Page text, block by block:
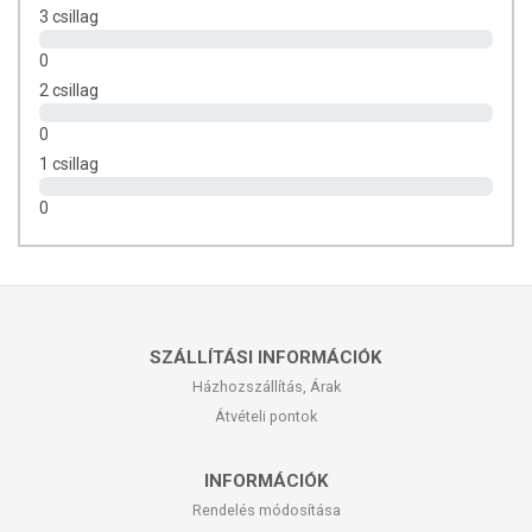
72 kcal
6,3 g szénhidrát
2,6 g fehérje
Összetevők:
emulgeálószer: lecitinek, aromák. Nyomokban szóját és földimogyorót
Tápanyagok 100 g / egy adag (15g) termékben:
amelyből telített zsírsavak: 4,6 g / 0,7 g
3 csillag
0
2 csillag
0
1 csillag
0
SZÁLLÍTÁSI INFORMÁCIÓK
Házhozszállítás, Árak
Átvételi pontok
INFORMÁCIÓK
Rendelés módosítása